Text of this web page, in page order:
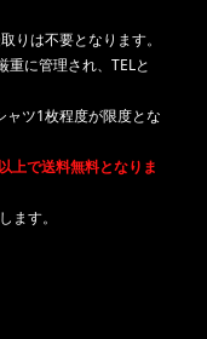
りは不要となります。
重に管理され、TELと
ツ1枚程度が限度とな
上で送料無料となりま
ます。